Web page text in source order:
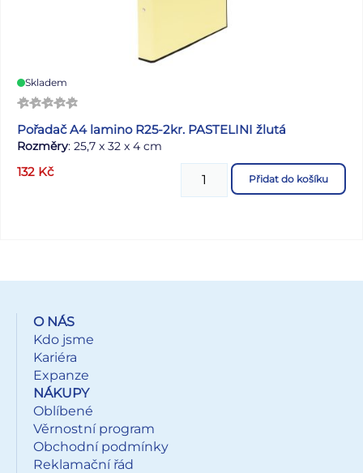
Skladem
Pořadač A4 lamino R25-2kr. PASTELINI žlutá
Rozměry: 25,7 x 32 x 4 cm
132 Kč Přidat do košíku
O NÁS
Kdo jsme
Kariéra
Expanze
NÁKUPY
Oblíbené
Věrnostní program
Obchodní podmínky
Reklamační řád